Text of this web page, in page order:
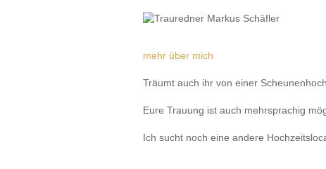
mehr über mich
Träumt auch ihr von einer
Eure Trauung ist auch mehrsprachig
Ich sucht noch eine andere